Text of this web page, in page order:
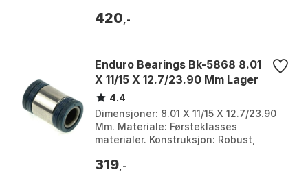
One Size....
420 ,-
Enduro Bearings Bk-5868 8.01
X 11/15 X 12.7/23.90 Mm Lager
4.4
Dimensjoner: 8.01 X 11/15 X 12.7/23.90
Mm. Materiale: Førsteklasses
materialer. Konstruksjon: Robust,
Optimalisert for mi...
319 ,-